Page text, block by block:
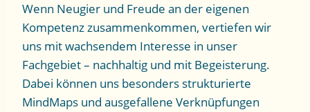
Wenn Neugier und Freude an der eigenen
Kompetenz zusammenkommen, vertiefen wir
uns mit wachsendem Interesse in unser
Fachgebiet – nachhaltig und mit Begeisterung.
Dabei können uns besonders strukturierte
MindMaps und ausgefallene Verknüpfungen